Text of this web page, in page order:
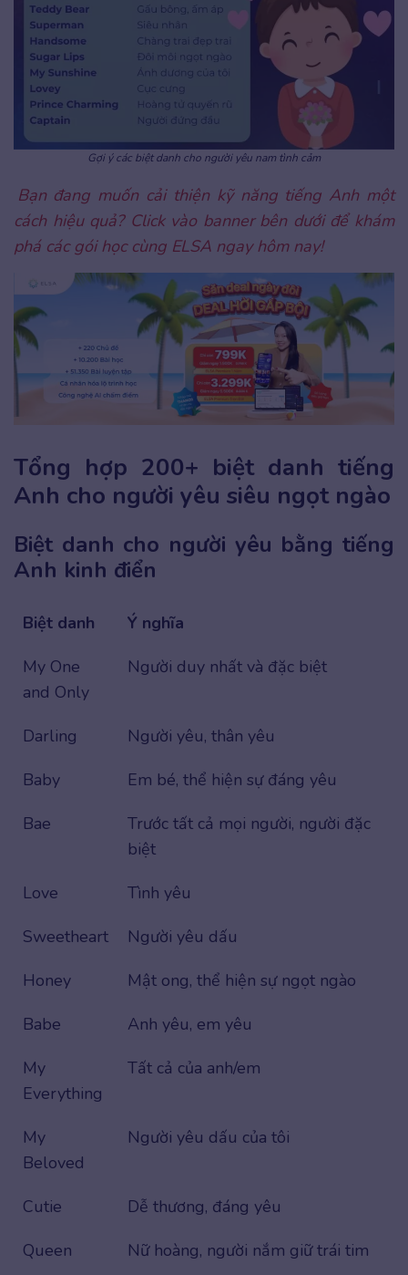
Gợi ý các biệt danh cho người yêu nam tình cảm
Bạn đang muốn cải thiện kỹ năng tiếng Anh một
cách hiệu quả? Click vào banner bên dưới để khám
phá các gói học cùng ELSA ngay hôm nay!
Tổng hợp 200+ biệt danh tiếng
Anh cho người yêu siêu ngọt ngào
Biệt danh cho người yêu bằng tiếng
Anh kinh điển
Biệt danh
Ý nghĩa
My One
and Only
Người duy nhất và đặc biệt
Darling
Người yêu, thân yêu
Baby
Em bé, thể hiện sự đáng yêu
Bae
Trước tất cả mọi người, người đặc
biệt
Love
Tình yêu
Sweetheart
Người yêu dấu
Honey
Mật ong, thể hiện sự ngọt ngào
Babe
Anh yêu, em yêu
My
Everything
Tất cả của anh/em
My
Beloved
Người yêu dấu của tôi
Cutie
Dễ thương, đáng yêu
Queen
Nữ hoàng, người nắm giữ trái tim